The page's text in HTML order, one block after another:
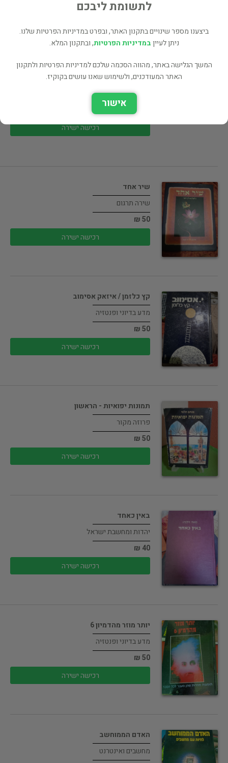
יער נורווגי
ספרות יפה
רכישה ישירה
שיר אחד
שירה תרגום
50 ₪
רכישה ישירה
קץ כלזמן / איזאק אסימוב
מדע בדיוני ופנטזיה
50 ₪
רכישה ישירה
תמונות יפואיות - הראשון
פרוזה מקור
50 ₪
רכישה ישירה
באין כאחד
יהדות ומחשבת ישראל
40 ₪
רכישה ישירה
יותר מוזר מהדמיון 6
מדע בדיוני ופנטזיה
50 ₪
רכישה ישירה
האדם הממוחשב
מחשבים ואינטרנט
לתשומת ליבכם
ביצענו מספר שינויים בתקנון האתר, ובפרט במדיניות הפרטיות שלנו.
ניתן לעייןבמדיניות הפרטיות, ובתקנון המלא.
המשך הגלישה באתר, מהווה הסכמה שלכם למדיניות הפרטיות ולתקנון
האתר המעודכנים, ולשימוש שאנו עושים בקוקיז.
אישור